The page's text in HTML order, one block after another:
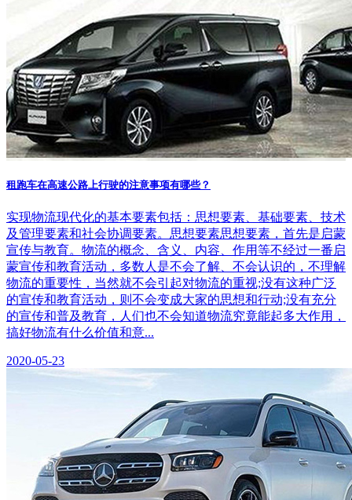
租跑车在高速公路上行驶的注意事项有哪些？
实现物流现代化的基本要素包括：思想要素、基础要素、技术
及管理要素和社会协调要素。思想要素思想要素，首先是启蒙
宣传与教育。物流的概念、含义、内容、作用等不经过一番启
蒙宣传和教育活动，多数人是不会了解、不会认识的，不理解
物流的重要性，当然就不会引起对物流的重视;没有这种广泛
的宣传和教育活动，则不会变成大家的思想和行动;没有充分
的宣传和普及教育，人们也不会知道物流究竟能起多大作用，
搞好物流有什么价值和意...
2020-05-23